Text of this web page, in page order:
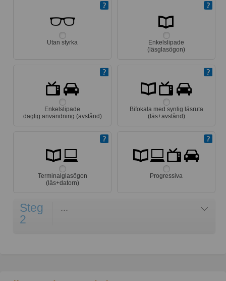
Utan styrka
Enkelslipade
(läsglasögon)
Enkelslipade
daglig användning (avstånd)
Bifokala med synlig läsruta
(läs+avstånd)
Terminalglasögon
(läs+datorn)
Progressiva
Steg
2
...